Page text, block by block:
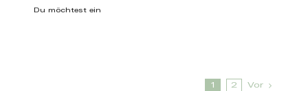
Du möchtest ein
1 2 Vor